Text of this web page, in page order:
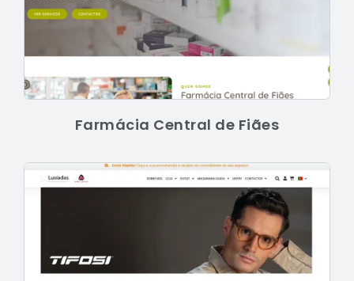
Farmácia Central de Fiães